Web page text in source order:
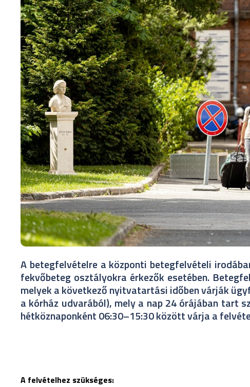
A betegfelvételre a központi betegfelvételi
fekvőbeteg osztályokra érkezők esetében.
melyek a következő nyitvatartási időben várják
a kórház udvarából), mely a nap 24 órájában
hétköznaponként 06:30–15:30 között várja a
A felvételhez szükséges: